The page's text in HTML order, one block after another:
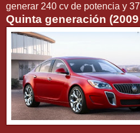
generar 240 cv de potencia y
Quinta generación (2009